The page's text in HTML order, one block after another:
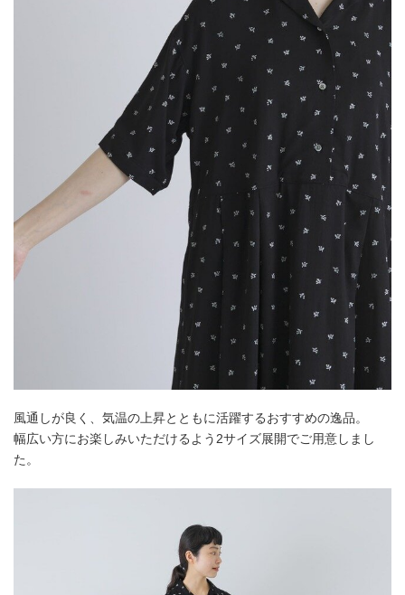
風通しが良く、気温の上昇とともに活躍するおすすめの逸品。
幅広い方にお楽しみいただけるよう2サイズ展開でご用意しまし
た。